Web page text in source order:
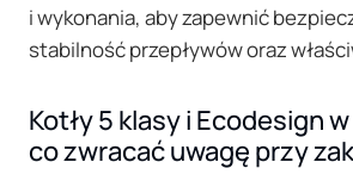
i wykonania, aby zapewnić
stabilność przepływów oraz
Kotły 5 klasy i Ecodesign
co zwracać uwagę przy